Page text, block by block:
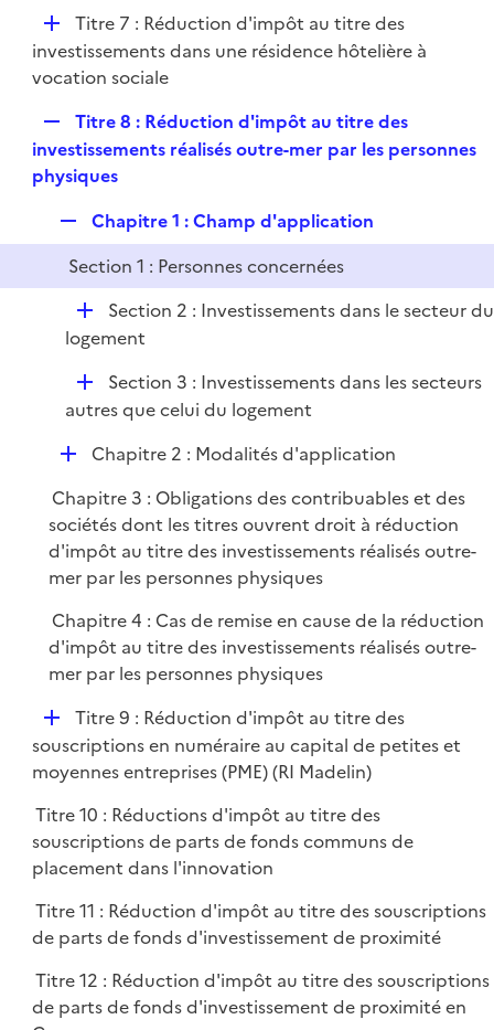
i
e
D
é
p
e
r
Titre 7 : Réduction d'impôt au titre des
investissements dans une résidence hôtelière à
vocation sociale
e
p
i
e
r
Titre 8 : Réduction d'impôt au titre des
investissements réalisés outre-mer par les personnes
physiques
e
p
l
i
e
r
Chapitre 1 : Champ d'application
Section 1 : Personnes concernées
D
é
i
e
r
Section 2 : Investissements dans le secteur du
logement
D
é
l
i
e
r
Section 3 : Investissements dans les secteurs
autres que celui du logement
D
p
l
i
e
r
Chapitre 2 : Modalités d'application
Chapitre 3 : Obligations des contribuables et des
sociétés dont les titres ouvrent droit à réduction
d'impôt au titre des investissements réalisés outre-
mer par les personnes physiques
Chapitre 4 : Cas de remise en cause de la réduction
d'impôt au titre des investissements réalisés outre-
mer par les personnes physiques
D
é
p
i
e
r
Titre 9 : Réduction d'impôt au titre des
souscriptions en numéraire au capital de petites et
moyennes entreprises (PME) (RI Madelin)
Titre 10 : Réductions d'impôt au titre des
souscriptions de parts de fonds communs de
placement dans l'innovation
Titre 11 : Réduction d'impôt au titre des souscriptions
de parts de fonds d'investissement de proximité
Titre 12 : Réduction d'impôt au titre des souscriptions
de parts de fonds d'investissement de proximité en